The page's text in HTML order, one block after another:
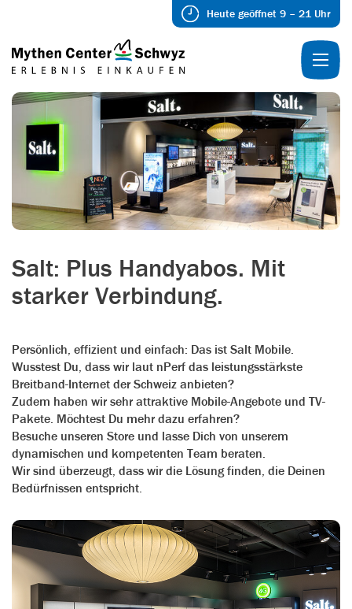
Heute geöffnet 9 – 21 Uhr
Salt: Plus Handyabos. Mit
starker Verbindung.
Persönlich, effizient und einfach: Das ist Salt Mobile.
Wusstest Du, dass wir laut nPerf das leistungsstärkste
Breitband-Internet der Schweiz anbieten?
Zudem haben wir sehr attraktive Mobile-Angebote und TV-
Pakete. Möchtest Du mehr dazu erfahren?
Besuche unseren Store und lasse Dich von unserem
dynamischen und kompetenten Team beraten.
Wir sind überzeugt, dass wir die Lösung finden, die Deinen
Bedürfnissen entspricht.